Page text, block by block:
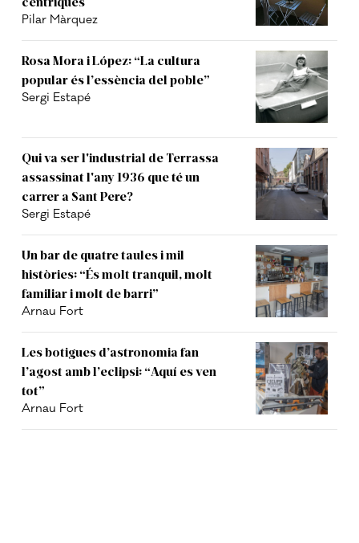
Pilar Màrquez
Rosa Mora i López: “La cultura
popular és l’essència del poble”
Sergi Estapé
Qui va ser l'industrial de Terrassa
assassinat l'any 1936 que té un
carrer a Sant Pere?
Sergi Estapé
Un bar de quatre taules i mil
històries: “És molt tranquil, molt
familiar i molt de barri”
Arnau Fort
Les botigues d’astronomia fan
l’agost amb l’eclipsi: “Aquí es ven
tot”
Arnau Fort